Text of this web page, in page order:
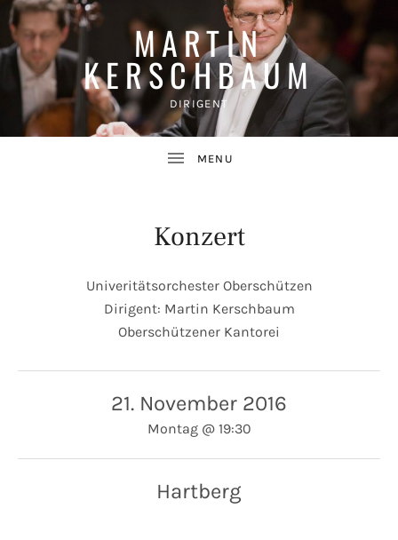
MARTIN
KERSCHBAUM
DIRIGENT
Konzert
Univeritätsorchester Oberschützen
Dirigent: Martin Kerschbaum
Oberschützener Kantorei
21. November 2016
Montag @ 19:30
Hartberg